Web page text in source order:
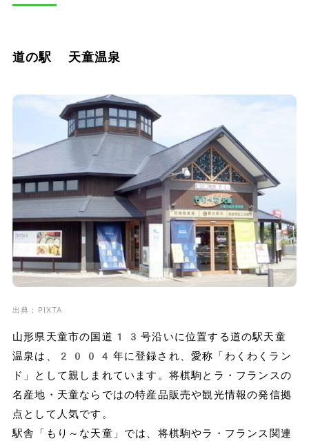
道の駅 天童温泉
出典；PIXTA
山形県天童市の国道13号沿いに位置する道の駅天童
温泉は、2004年に登録され、愛称「わくわくラン
ド」として親しまれています。将棋駒とラ・フランスの
名産地・天童ならではの特産品販売や観光情報の発信拠
点として人気です。
駅舎「もり～な天童」では、将棋駒やラ・フランス関連